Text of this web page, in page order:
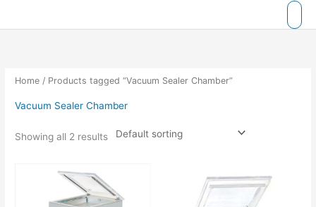
Home / Products tagged “Vacuum Sealer Chamber”
Vacuum Sealer Chamber
Showing all 2 results